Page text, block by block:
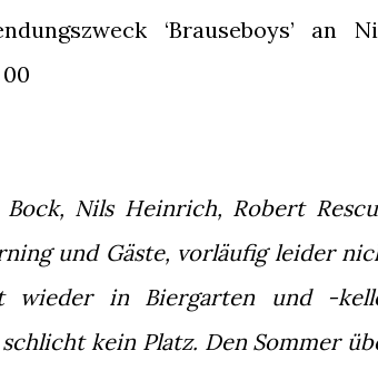
‘Brauseboys’ an
Nils Heinrich, Robert
und Gäste, vorläufig leider
wieder in Biergarten und -
kein Platz. Den Sommer